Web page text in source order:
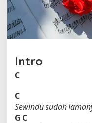
l
e
h
I
Intro
C
C
Sewindu sudah
G C